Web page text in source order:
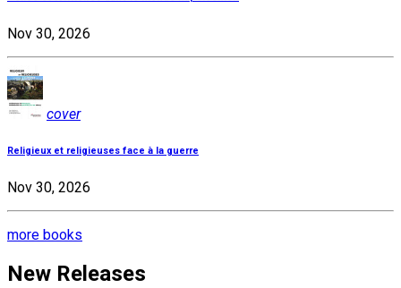
Nov 30, 2026
cover
Religieux et religieuses face à la guerre
Nov 30, 2026
more books
New Releases